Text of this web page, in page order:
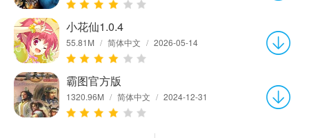
小花仙1.0.4
55.81M / 简体中文 / 2026-05-14
霸图官方版
1320.96M / 简体中文 / 2024-12-31